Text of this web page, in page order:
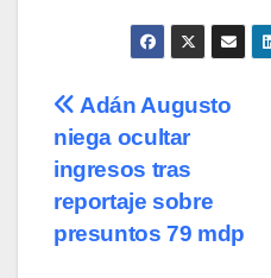
Navegación
de
entradas
Adán Augusto
niega ocultar
ingresos tras
reportaje sobre
presuntos 79 mdp